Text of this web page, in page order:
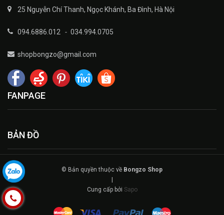
25 Nguyễn Chí Thanh, Ngọc Khánh, Ba Đình, Hà Nội
094.6886.012 - 034.994.0705
shopbongzo@gmail.com
FANPAGE
BẢN ĐỒ
© Bản quyền thuộc về Bongzo Shop
Cung cấp bởi Sapo